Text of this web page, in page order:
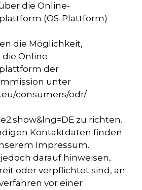
die Online-
(OS-Plattform)
die Möglichkeit,
Online
der
unter
consumers/odr/
zu richten.
Kontaktdaten finden
Impressum.
darauf hinweisen,
oder verpflichtet sind, an
vor einer